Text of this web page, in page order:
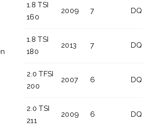
1.8 TSI
160
2009 7
1.8 TSI
180
2013 7
2.0 TFSI
200
2007 6
2.0 TSI
211
2009 6